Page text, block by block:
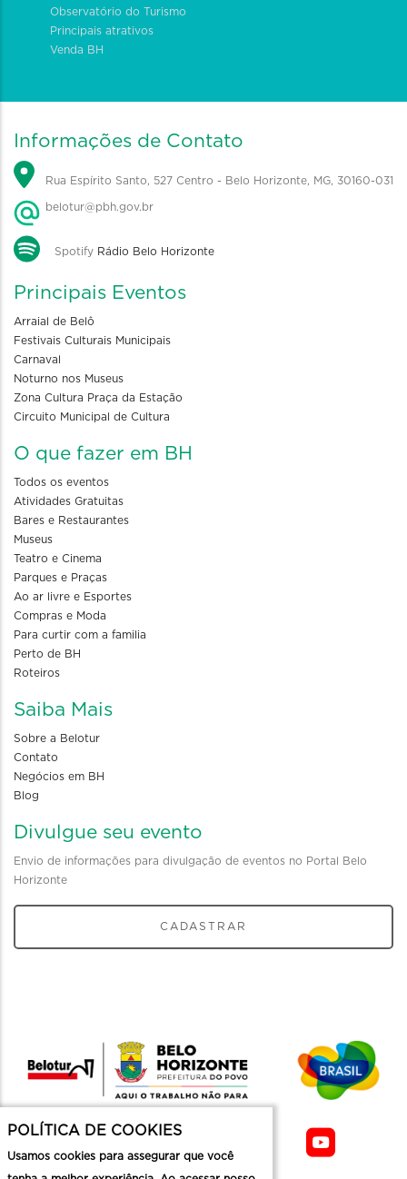
Observatório do Turismo
Principais atrativos
Venda BH
Informações de Contato
Rua Espírito Santo, 527 Centro - Belo Horizonte, MG, 30160-031
belotur@pbh.gov.br
Spotify Rádio Belo Horizonte
Principais Eventos
Arraial de Belô
Festivais Culturais Municipais
Carnaval
Noturno nos Museus
Zona Cultura Praça da Estação
Circuito Municipal de Cultura
O que fazer em BH
Todos os eventos
Atividades Gratuitas
Bares e Restaurantes
Museus
Teatro e Cinema
Parques e Praças
Ao ar livre e Esportes
Compras e Moda
Para curtir com a familia
Perto de BH
Roteiros
Saiba Mais
Sobre a Belotur
Contato
Negócios em BH
Blog
Divulgue seu evento
Envio de informações para divulgação de eventos no Portal Belo
Horizonte
CADASTRAR
POLÍTICA DE COOKIES
Usamos cookies para assegurar que você